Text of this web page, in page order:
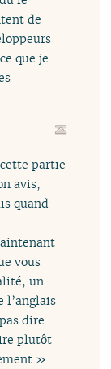
de
que je
partie
avis,
quand
vous
un
l’anglais
dire
plutôt
».